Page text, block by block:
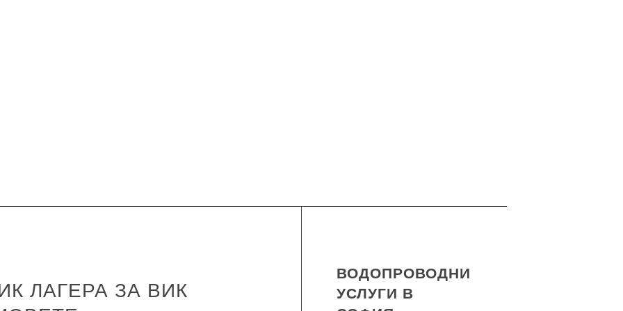
ЛАГЕРА ЗА ВИК
ВОДОПРОВОДНИ
УСЛУГИ В